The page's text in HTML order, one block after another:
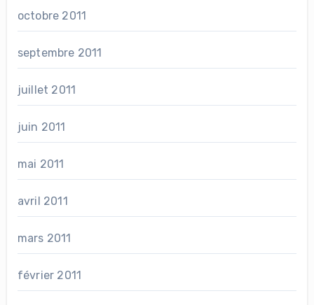
octobre 2011
septembre 2011
juillet 2011
juin 2011
mai 2011
avril 2011
mars 2011
février 2011